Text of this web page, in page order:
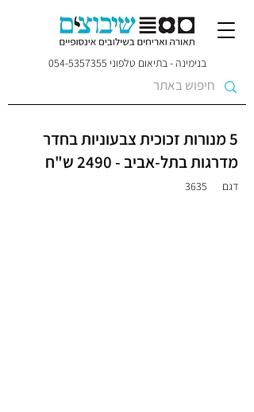
בנימינה - בתיאום טלפוני 054-5357355
5 מנורות זכוכית צבעוניות בחדר
מדרגות בתל-אביב - 2490 ש"ח
דגם 3635